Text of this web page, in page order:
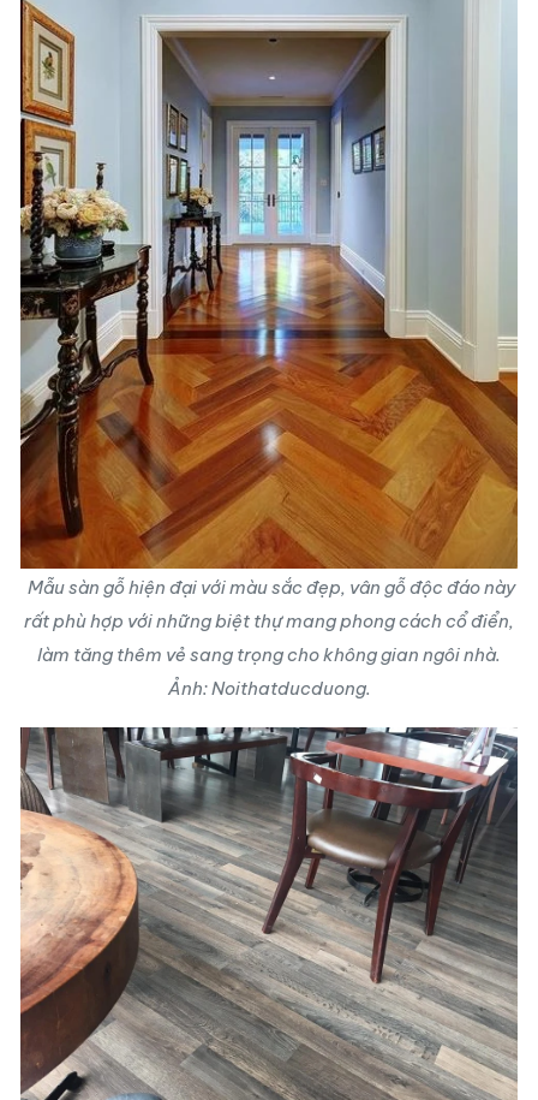
Mẫu sàn gỗ hiện đại với màu sắc đẹp, vân gỗ độc đáo này
rất phù hợp với những biệt thự mang phong cách cổ điển,
làm tăng thêm vẻ sang trọng cho không gian ngôi nhà.
Ảnh: Noithatducduong.